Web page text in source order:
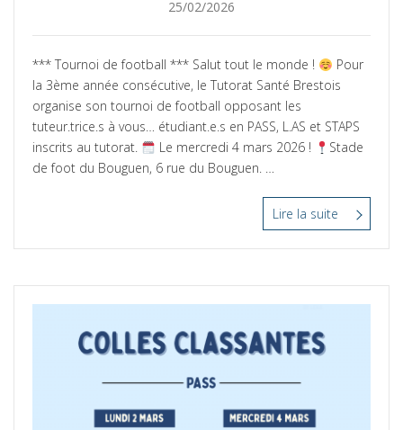
Posté
25/02/2026
*** Tournoi de football *** Salut tout le monde !
Pour
la 3ème année consécutive, le Tutorat Santé Brestois
organise son tournoi de football opposant les
tuteur.trice.s à vous… étudiant.e.s en PASS, L.AS et STAPS
inscrits au tutorat.
Le mercredi 4 mars 2026 !
Stade
de foot du Bouguen, 6 rue du Bouguen. …
Lire la suite “Tournoi
de